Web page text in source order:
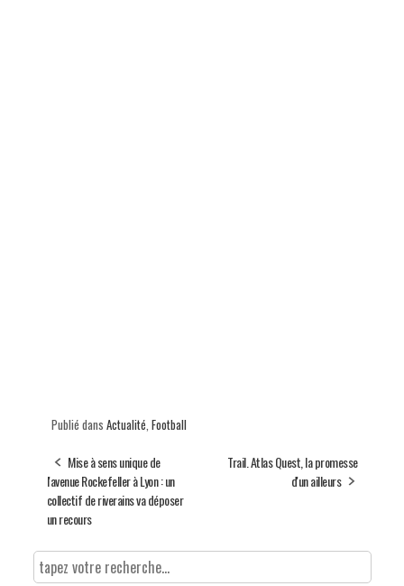
Publié dans Actualité, Football
Mise à sens unique de
l'avenue Rockefeller à Lyon : un
collectif de riverains va déposer
un recours
Trail. Atlas Quest, la promesse
d'un ailleurs